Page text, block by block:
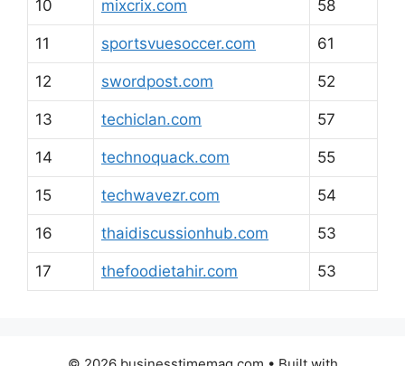
10 mixcrix.com 58
11 sportsvuesoccer.com 61
12 swordpost.com 52
13 techiclan.com 57
14 technoquack.com 55
15 techwavezr.com 54
16 thaidiscussionhub.com 53
17 thefoodietahir.com 53